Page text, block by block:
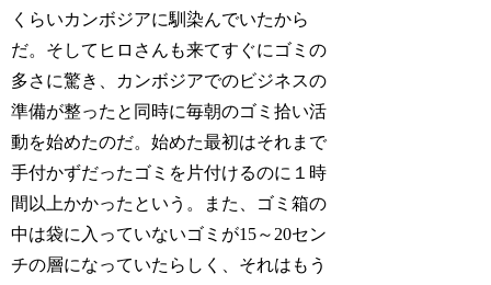
くらいカンボジアに馴染んでいたから
だ。そしてヒロさんも来てすぐにゴミの
多さに驚き、カンボジアでのビジネスの
準備が整ったと同時に毎朝のゴミ拾い活
動を始めたのだ。始めた最初はそれまで
手付かずだったゴミを片付けるのに１時
間以上かかったという。また、ゴミ箱の
中は袋に入っていないゴミが15～20セン
チの層になっていたらしく、それはもう